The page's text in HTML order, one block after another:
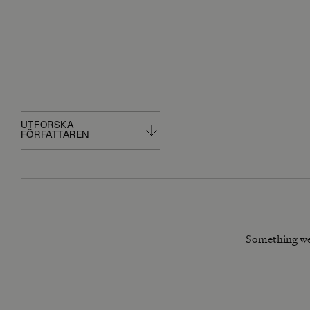
UTFORSKA
FÖRFATTAREN
Something